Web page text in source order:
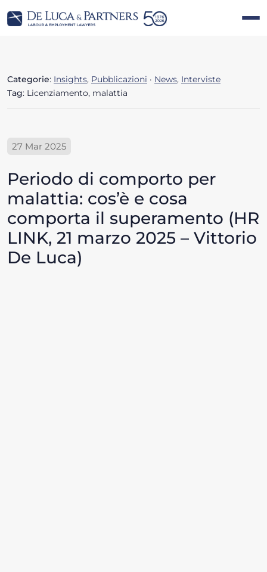
Categorie: Insights, Pubblicazioni · News, Interviste
Tag: Licenziamento, malattia
27 Mar 2025
Periodo di comporto per
malattia: cos’è e cosa
comporta il superamento (HR
LINK, 21 marzo 2025 – Vittorio
De Luca)